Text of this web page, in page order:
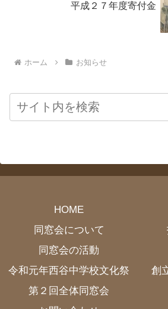
平成２７年度寄付金
ホーム お知らせ
HOME
同窓会について
同窓会の活動
令和元年西谷中学校文化祭
創
第２回全体同窓会